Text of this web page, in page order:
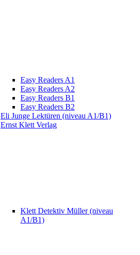
Easy Readers A1
Easy Readers A2
Easy Readers B1
Easy Readers B2
Eli Junge Lektüren (niveau A1/B1)
Ernst Klett Verlag
Klett Detektiv Müller (niveau
A1/B1)